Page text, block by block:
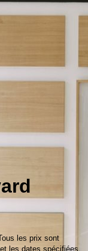
les prix sont
les dates spécifiées,